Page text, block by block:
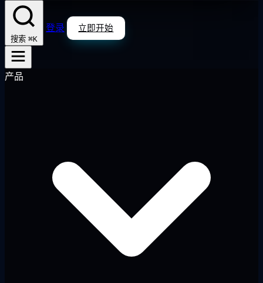
搜索 ⌘K
登录 立即开始
产品